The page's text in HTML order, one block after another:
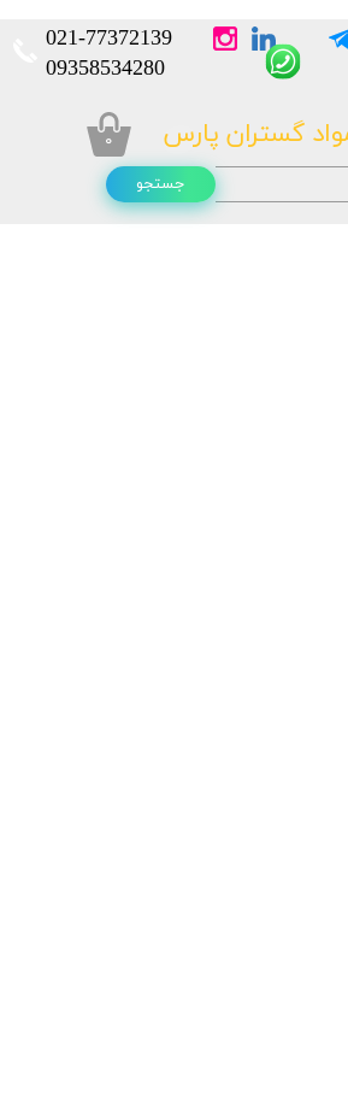
گستران پارس
021-77372139​​​​​​​
​​​​​​​09358534280
جستجو
۰